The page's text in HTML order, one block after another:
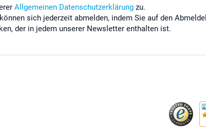
Allgemeinen Datenschutzerklärung zu.
sich jederzeit abmelden, indem Sie auf den
der in jedem unserer Newsletter enthalten ist.